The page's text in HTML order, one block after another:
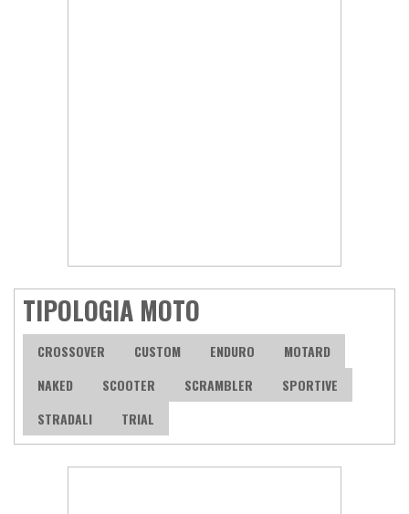
TIPOLOGIA MOTO
CROSSOVER CUSTOM ENDURO
MOTARD
NAKED
SCOOTER SCRAMBLER
SPORTIVE
STRADALI
TRIAL